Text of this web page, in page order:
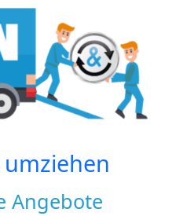
Angebote